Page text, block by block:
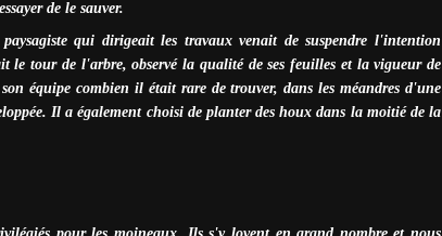
de le sauver.
qui dirigeait les travaux venait de suspendre l'intention
le tour de l'arbre, observé la qualité de ses feuilles et la vigueur de
équipe combien il était rare de trouver, dans les méandres d'une
Il a également choisi de planter des houx dans la moitié de la